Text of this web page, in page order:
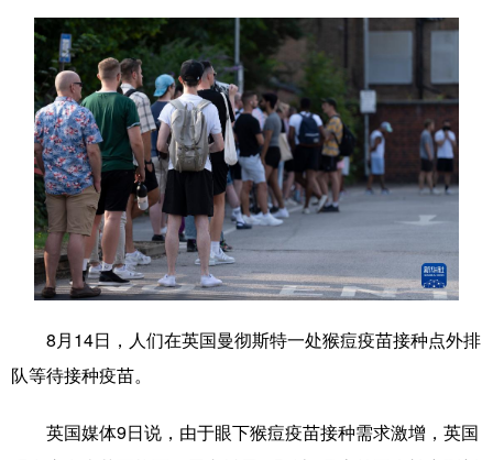
台湾 思客智库 全球连线 教育
科技 科创 量子 体育
文化 书画 健康 军事
访谈 视频 图片 政务
中央文件 金融 汽车
食品 人居 信息化 数字经济
8月14日，人们在英国曼彻斯特一处猴痘疫苗接种点外排
队等待接种疫苗。
英国媒体9日说，由于眼下猴痘疫苗接种需求激增，英国